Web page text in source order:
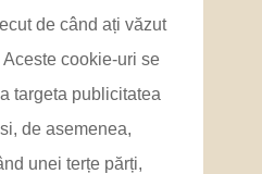
de când ați văzut
cookie-uri se
targeta publicitatea
de asemenea,
unei terțe părți,